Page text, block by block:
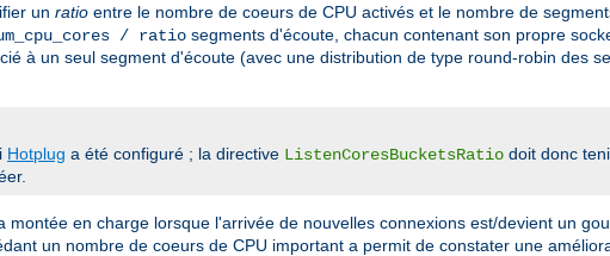
un ratio entre le nombre de coeurs de CPU activés et le nombre de
/ ratio segments d'écoute, chacun contenant son propre
à un seul segment d'écoute (avec une distribution de type round-robin des
Hotplug a été configuré ; la directive ListenCoresBucketsRatio doit donc
montée en charge lorsque l'arrivée de nouvelles connexions est/devient un
un nombre de coeurs de CPU important a permit de constater une